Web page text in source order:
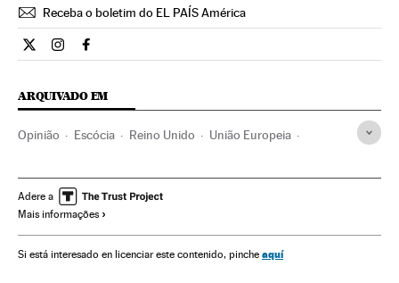
Receba o boletim do EL PAÍS América
Opiniao El País Brasil en Twitter
Opiniao El País Brasil en Instagram
Opiniao El País Brasil en Facebook
ARQUIVADO EM
Opinião Escócia Reino Unido União Europeia
Relações exteriores
Adere a
Mais informações
Si está interesado en licenciar este contenido, pinche aquí